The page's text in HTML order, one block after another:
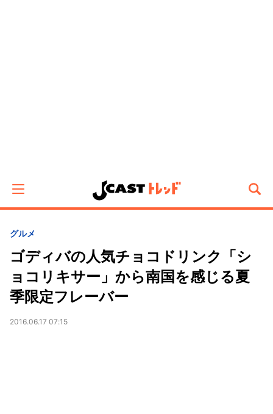
グルメ
ゴディバの人気チョコドリンク「シ
ョコリキサー」から南国を感じる夏
季限定フレーバー
2016.06.17 07:15